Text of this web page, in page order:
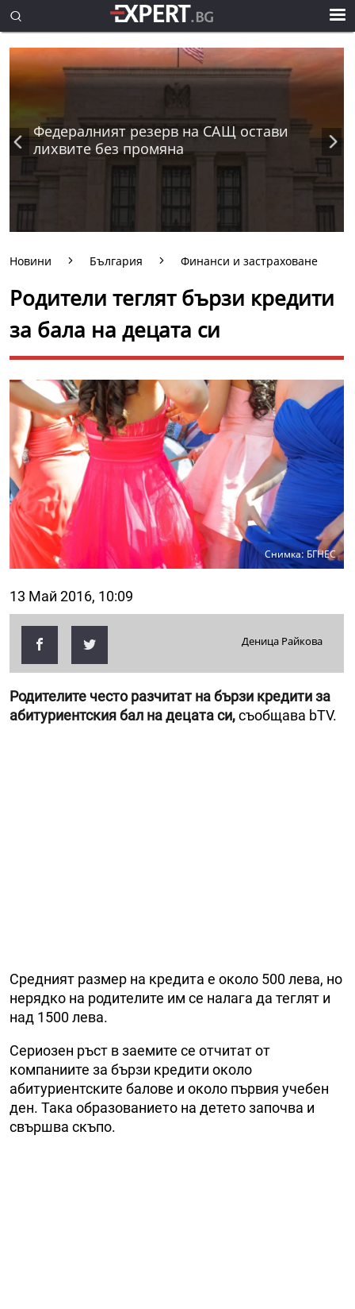
Федералният резерв на САЩ остави
лихвите без промяна
Новини България Финанси и застраховане
Родители теглят бързи кредити
за бала на децата си
Снимка: БГНЕС
13 Май 2016, 10:09
Деница Райкова
Родителите често разчитат на бързи кредити за
абитуриентския бал на децата си,съобщава bTV.
Средният размер на кредита е около 500 лева, но
нерядко на родителите им се налага да теглят и
над 1500 лева.
Сериозен ръст в заемите се отчитат от
компаниите за бързи кредити около
абитуриентските балове и около първия учебен
ден. Така образованието на детето започва и
свършва скъпо.